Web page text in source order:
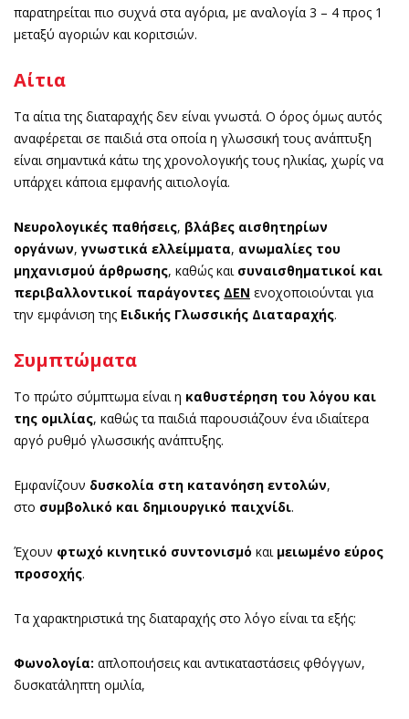
παρατηρείται πιο συχνά στα αγόρια, με αναλογία 3 – 4 προς 1
μεταξύ αγοριών και κοριτσιών.
Αίτια
Τα αίτια της διαταραχής δεν είναι γνωστά. Ο όρος όμως αυτός
αναφέρεται σε παιδιά στα οποία η γλωσσική τους ανάπτυξη
είναι σημαντικά κάτω της χρονολογικής τους ηλικίας, χωρίς να
υπάρχει κάποια εμφανής αιτιολογία.
Νευρολογικές παθήσεις, βλάβες αισθητηρίων
οργάνων, γνωστικά ελλείμματα, ανωμαλίες του
μηχανισμού άρθρωσης, καθώς και συναισθηματικοί και
περιβαλλοντικοί παράγοντες ΔΕΝ ενοχοποιούνται για
την εμφάνιση της Ειδικής Γλωσσικής Διαταραχής.
Συμπτώματα
Το πρώτο σύμπτωμα είναι η καθυστέρηση του λόγου και
της ομιλίας, καθώς τα παιδιά παρουσιάζουν ένα ιδιαίτερα
αργό ρυθμό γλωσσικής ανάπτυξης.
Εμφανίζουν δυσκολία στη κατανόηση εντολών,
στο συμβολικό και δημιουργικό παιχνίδι.
Έχουν φτωχό κινητικό συντονισμό και μειωμένο εύρος
προσοχής.
Τα χαρακτηριστικά της διαταραχής στο λόγο είναι τα εξής:
Φωνολογία: απλοποιήσεις και αντικαταστάσεις φθόγγων,
δυσκατάληπτη ομιλία,